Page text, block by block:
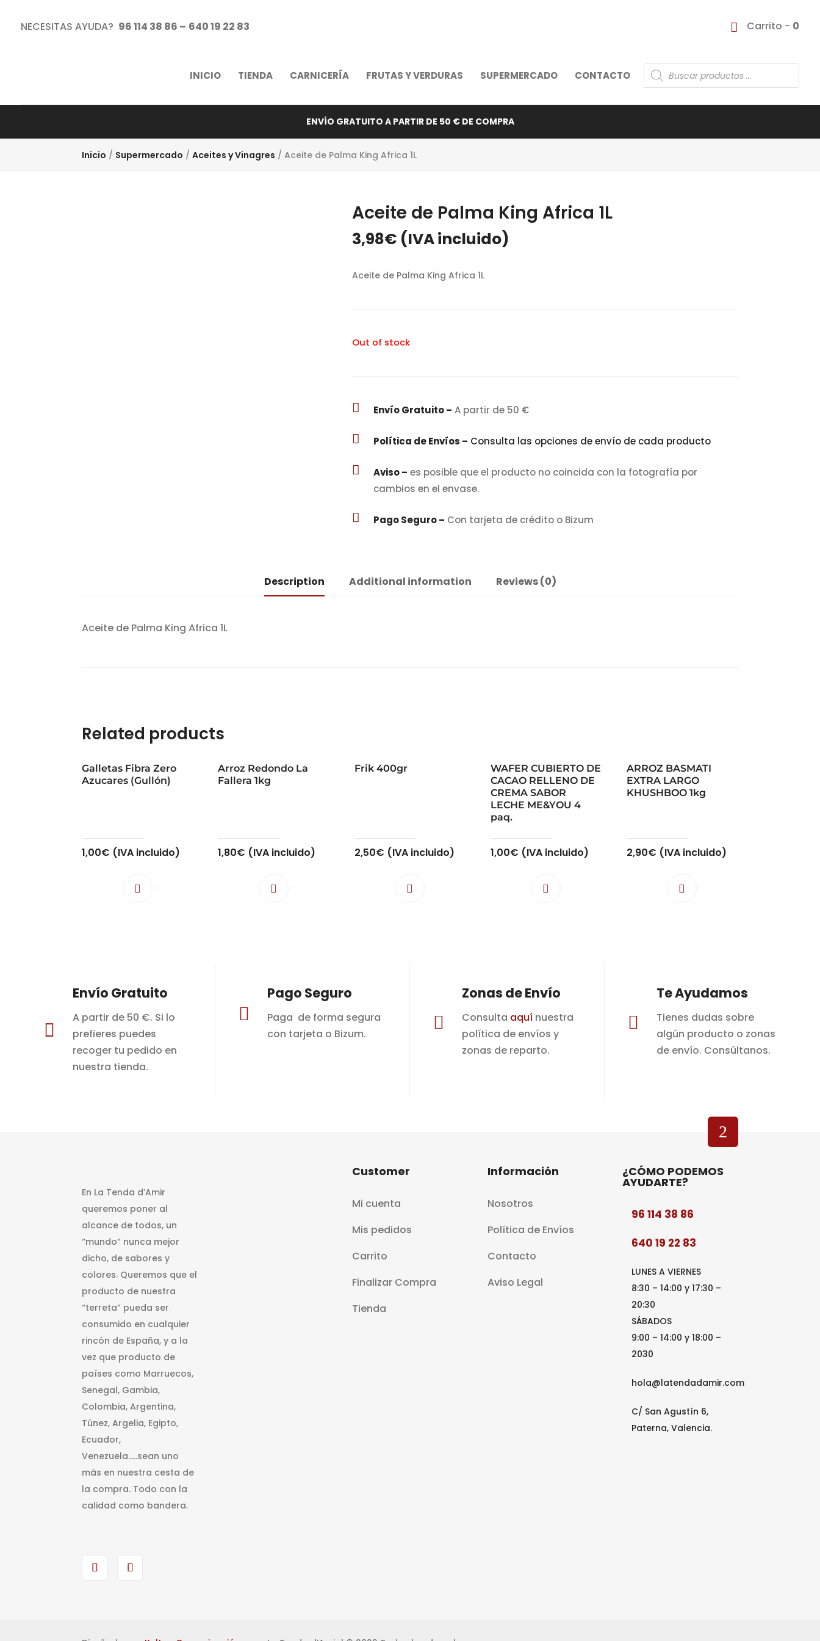
NECESITAS AYUDA? 96 114 38 86 – 640 19 22 83 Carrito - 0
INICIO TIENDA CARNICERÍA FRUTAS Y VERDURAS SUPERMERCADO CONTACTO
Búsqueda
de
ENVÍO GRATUITO A PARTIR DE 50 € DE COMPRA
Inicio / Supermercado /Aceites y Vinagres / Aceite de Palma King Africa 1L
Aceite de Palma King Africa 1L
3,98€ (IVA incluido)
Aceite de Palma King Africa 1L
Out of stock
 Envío Gratuito – A partir de 50 €
 Política de Envíos – Consulta las opciones de envío de cada producto
 Aviso – es posible que el producto no coincida con la fotografía por
cambios en el envase.
 Pago Seguro – Con tarjeta de crédito o Bizum
Description Additional information Reviews (0)
Aceite de Palma King Africa 1L
Related products
Galletas Fibra Zero
Azucares (Gullón)
1,00€ (IVA incluido)
Arroz Redondo La
Fallera 1kg
1,80€ (IVA incluido)
Frik 400gr
2,50€ (IVA incluido)
WAFER CUBIERTO DE
CACAO RELLENO DE
CREMA SABOR
LECHE ME&YOU 4
paq.
1,00€ (IVA incluido)
ARROZ BASMATI
EXTRA LARGO
KHUSHBOO 1kg
2,90€ (IVA incluido)

Envío Gratuito
A partir de 50 €. Si lo
prefieres puedes
recoger tu pedido en
nuestra tienda.

Pago Seguro
Paga de forma segura
con tarjeta o Bizum.

Zonas de Envío
Consulta aquí nuestra
política de envíos y
zonas de reparto.

Te Ayudamos
Tienes dudas sobre
algún producto o zonas
de envío. Consúltanos.
En La Tenda d’Amir
queremos poner al
alcance de todos, un
“mundo” nunca mejor
dicho, de sabores y
colores. Queremos que el
producto de nuestra
“terreta” pueda ser
consumido en cualquier
rincón de España, y a la
vez que producto de
países como Marruecos,
Senegal, Gambia,
Colombia, Argentina,
Túnez, Argelia, Egipto,
Ecuador,
Venezuela…..sean uno
más en nuestra cesta de
la compra. Todo con la
calidad como bandera.
Customer
Mi cuenta
Mis pedidos
Carrito
Finalizar Compra
Tienda
Información
Nosotros
Política de Envíos
Contacto
Aviso Legal
¿CÓMO PODEMOS
AYUDARTE?
96 114 38 86
640 19 22 83
LUNES A VIERNES
8:30 – 14:00 y 17:30 –
20:30
SÁBADOS
9:00 – 14:00 y 18:00 –
2030
hola@latendadamir.com
C/ San Agustín 6,
Paterna, Valencia.